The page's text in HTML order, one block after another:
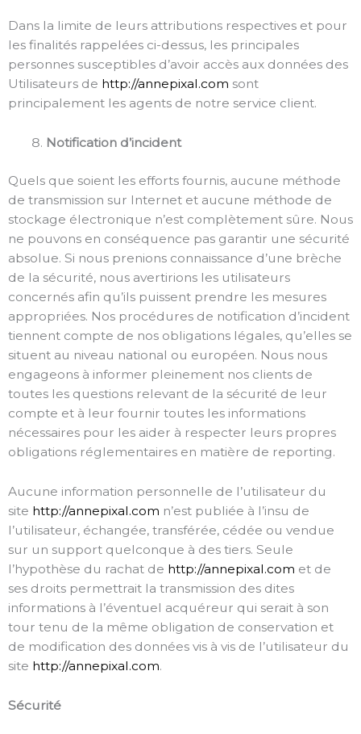
Dans la limite de leurs attributions respectives et pour
les finalités rappelées ci-dessus, les principales
personnes susceptibles d’avoir accès aux données des
Utilisateurs de http://annepixal.com sont
principalement les agents de notre service client.
Notification d’incident
Quels que soient les efforts fournis, aucune méthode
de transmission sur Internet et aucune méthode de
stockage électronique n’est complètement sûre. Nous
ne pouvons en conséquence pas garantir une sécurité
absolue. Si nous prenions connaissance d’une brèche
de la sécurité, nous avertirions les utilisateurs
concernés afin qu’ils puissent prendre les mesures
appropriées. Nos procédures de notification d’incident
tiennent compte de nos obligations légales, qu’elles se
situent au niveau national ou européen. Nous nous
engageons à informer pleinement nos clients de
toutes les questions relevant de la sécurité de leur
compte et à leur fournir toutes les informations
nécessaires pour les aider à respecter leurs propres
obligations réglementaires en matière de reporting.
Aucune information personnelle de l’utilisateur du
site http://annepixal.com n’est publiée à l’insu de
l’utilisateur, échangée, transférée, cédée ou vendue
sur un support quelconque à des tiers. Seule
l’hypothèse du rachat de http://annepixal.com et de
ses droits permettrait la transmission des dites
informations à l’éventuel acquéreur qui serait à son
tour tenu de la même obligation de conservation et
de modification des données vis à vis de l’utilisateur du
site http://annepixal.com.
Sécurité